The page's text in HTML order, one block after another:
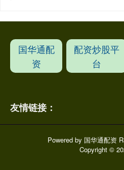
国华通配
资
配资炒股平
台
友情链接：
Powered by 国华通配资
Copyright©